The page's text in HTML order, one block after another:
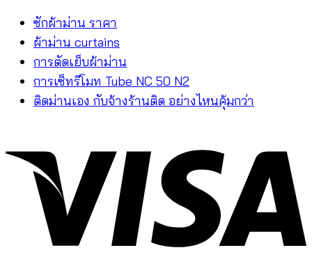
ซักผ้าม่าน ราคา
ผ้าม่าน curtains
การตัดเย็บผ้าม่าน
การเซ็ทรีโมท Tube NC 50 N2
ติดม่านเอง กับจ้างร้านติด อย่างไหนคุ้มกว่า